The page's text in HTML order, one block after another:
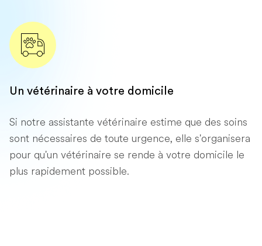
Un vétérinaire à votre domicile
Si notre assistante vétérinaire estime que des soins
sont nécessaires de toute urgence, elle s'organisera
pour qu'un vétérinaire se rende à votre domicile le
plus rapidement possible.